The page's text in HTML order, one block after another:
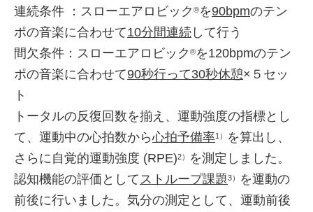
連続条件 ：スローエアロビック ®を90bpmのテン
ポの音楽に合わせて10分間連続 して行う
間欠条件：スローエアロビック ®を120bpmのテン
ポの音楽に合わせて90秒行って30秒休憩×５セッ
ト
トータルの反復回数を揃え、運動強度の指標とし
て、運動中の心拍数から心拍予備率1）
を算出し、
さらに自覚的運動強度 (RPE)2）
を測定しました。
認知機能の評価としてストループ課題3）
を運動の
前後に行いました。気分の測定として、運動前後